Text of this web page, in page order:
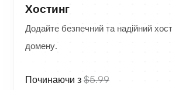
Хостинг
Додайте безпечний та надійний
домену.
Починаючи з $5.99